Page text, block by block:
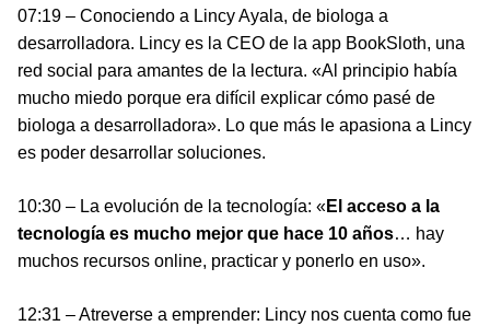
07:19 – Conociendo a Lincy Ayala, de biologa a
desarrolladora. Lincy es la CEO de la app BookSloth, una
red social para amantes de la lectura. «Al principio había
mucho miedo porque era difícil explicar cómo pasé de
biologa a desarrolladora». Lo que más le apasiona a Lincy
es poder desarrollar soluciones.
10:30 – La evolución de la tecnología: «El acceso a la
tecnología es mucho mejor que hace 10 años… hay
muchos recursos online, practicar y ponerlo en uso».
12:31 – Atreverse a emprender: Lincy nos cuenta como fue